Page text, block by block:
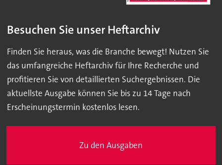
Besuchen Sie unser Heftarchiv
Finden Sie heraus, was die Branche bewegt! Nutzen Sie
das umfangreiche Heftarchiv für Ihre Recherche und
profitieren Sie von detaillierten Suchergebnissen. Die
aktuellste Ausgabe können Sie bis zu 14 Tage nach
Erscheinungstermin kostenlos lesen.
Zu den Ausgaben